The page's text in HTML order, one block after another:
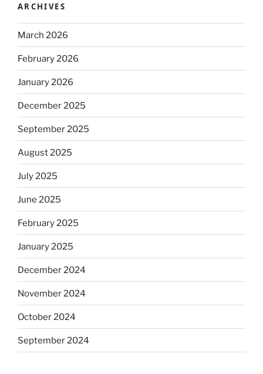
ARCHIVES
March 2026
February 2026
January 2026
December 2025
September 2025
August 2025
July 2025
June 2025
February 2025
January 2025
December 2024
November 2024
October 2024
September 2024